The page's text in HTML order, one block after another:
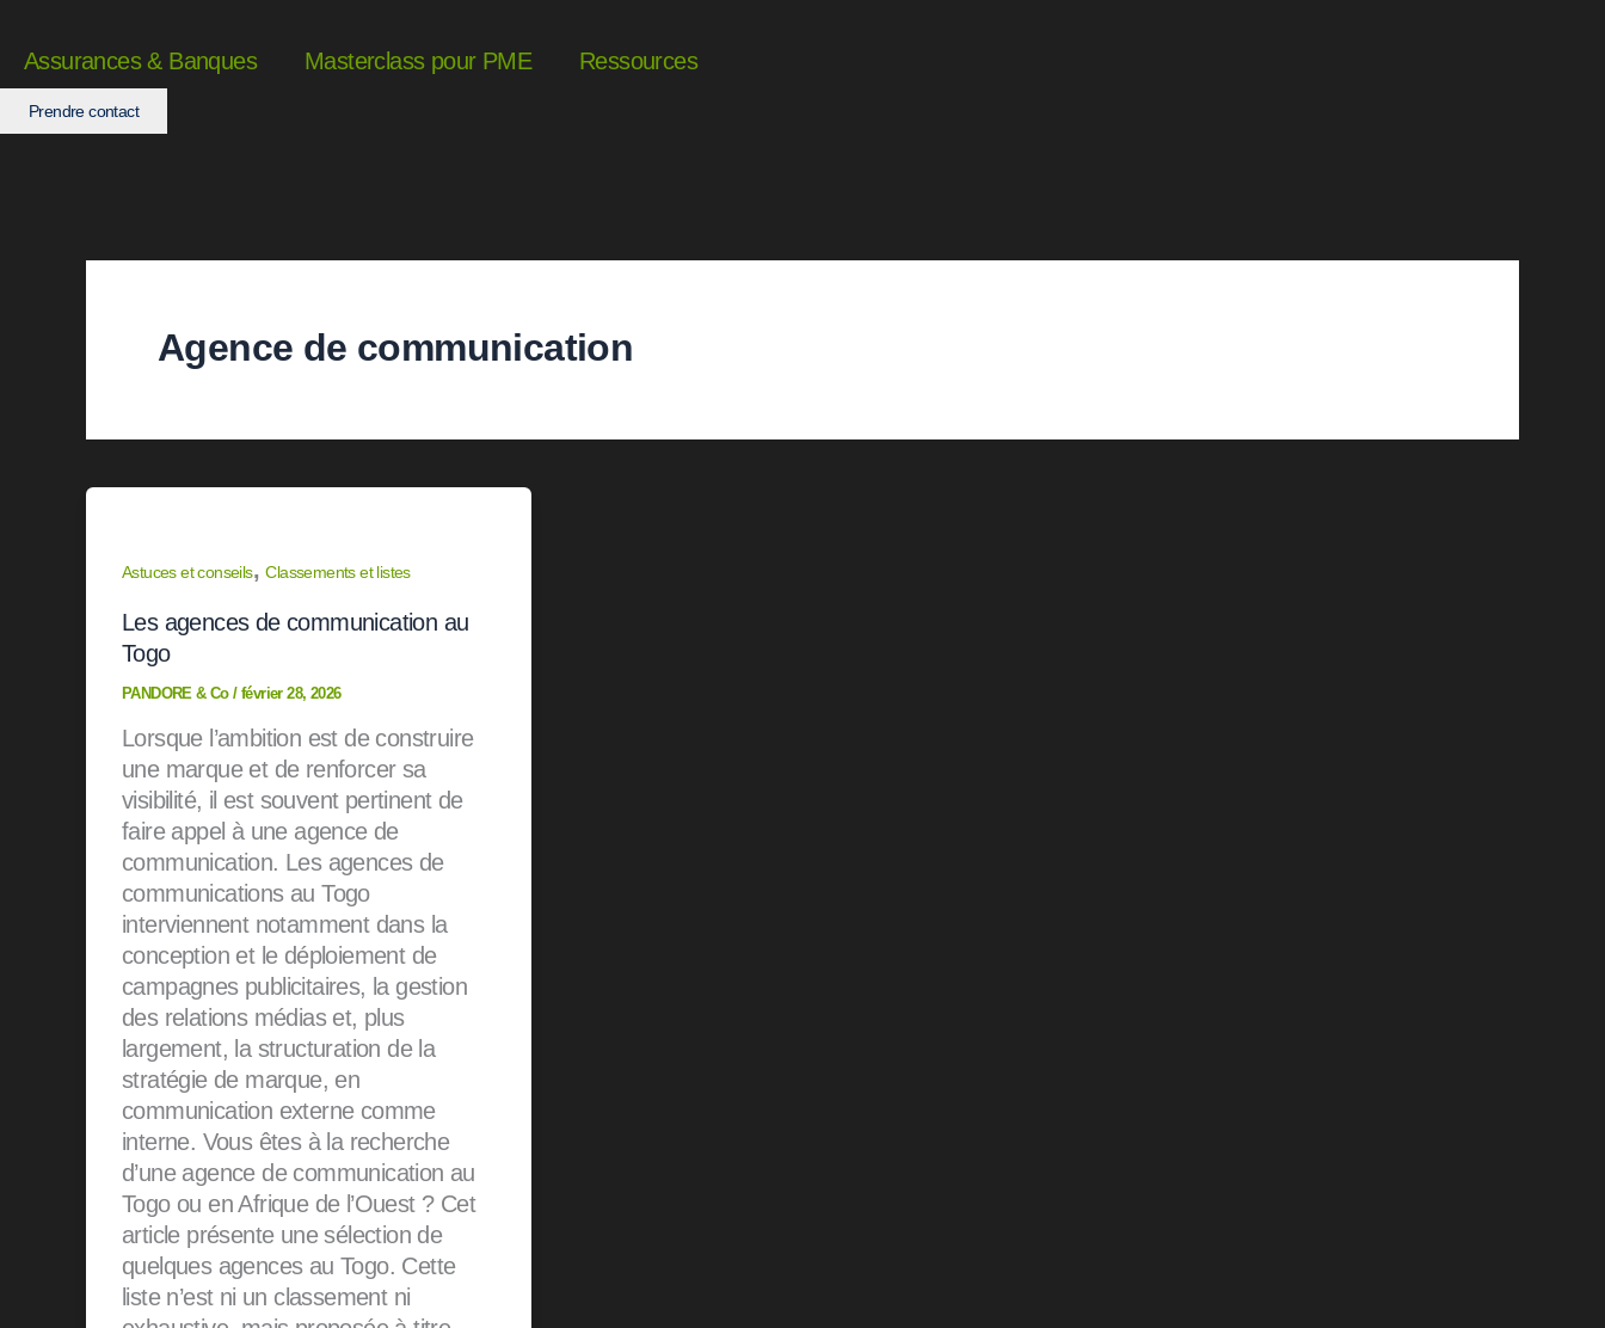
contenu
Assurances & Banques Masterclass pour PME Ressources
Prendre contact
Agence de communication
Astuces et conseils,Classements et listes
Les agences de communication au
Togo
PANDORE & Co/février 28, 2026
Lorsque l’ambition est de construire
une marque et de renforcer sa
visibilité, il est souvent pertinent de
faire appel à une agence de
communication. Les agences de
communications au Togo
interviennent notamment dans la
conception et le déploiement de
campagnes publicitaires, la gestion
des relations médias et, plus
largement, la structuration de la
stratégie de marque, en
communication externe comme
interne. Vous êtes à la recherche
d’une agence de communication au
Togo ou en Afrique de l’Ouest ? Cet
article présente une sélection de
quelques agences au Togo. Cette
liste n’est ni un classement ni